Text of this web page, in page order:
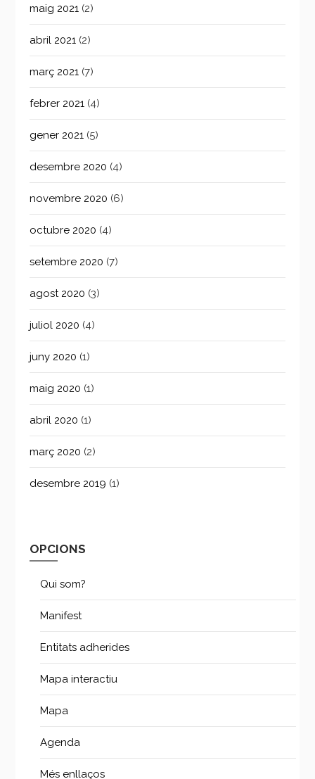
maig 2021 (2)
abril 2021 (2)
març 2021 (7)
febrer 2021 (4)
gener 2021 (5)
desembre 2020 (4)
novembre 2020 (6)
octubre 2020 (4)
setembre 2020 (7)
agost 2020 (3)
juliol 2020 (4)
juny 2020 (1)
maig 2020 (1)
abril 2020 (1)
març 2020 (2)
desembre 2019 (1)
OPCIONS
Qui som?
Manifest
Entitats adherides
Mapa interactiu
Mapa
Agenda
Més enllaços